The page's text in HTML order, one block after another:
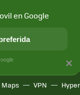
APLICACIONES
Maps VPN
×
en Google